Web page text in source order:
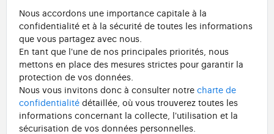
Nous accordons une importance capitale à la
confidentialité et à la sécurité de toutes les informations
que vous partagez avec nous.
En tant que l'une de nos principales priorités, nous
mettons en place des mesures strictes pour garantir la
protection de vos données.
Nous vous invitons donc à consulter notre charte de
confidentialité détaillée, où vous trouverez toutes les
informations concernant la collecte, l'utilisation et la
sécurisation de vos données personnelles.